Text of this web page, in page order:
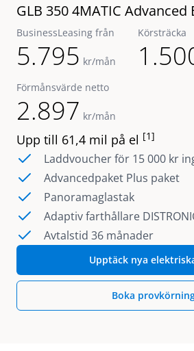
GLB 350 4MATIC Advanced
BusinessLeasing från
5.795 kr/mån
Körsträcka
Förmånsvärde netto
2.897 kr/mån
Upp till 61,4 mil på el [1]
Laddvoucher för 15 000 kr
Advancedpaket Plus paket
Panoramaglastak
Adaptiv farthållare
Avtalstid 36 månader
Upptäck nya
Boka